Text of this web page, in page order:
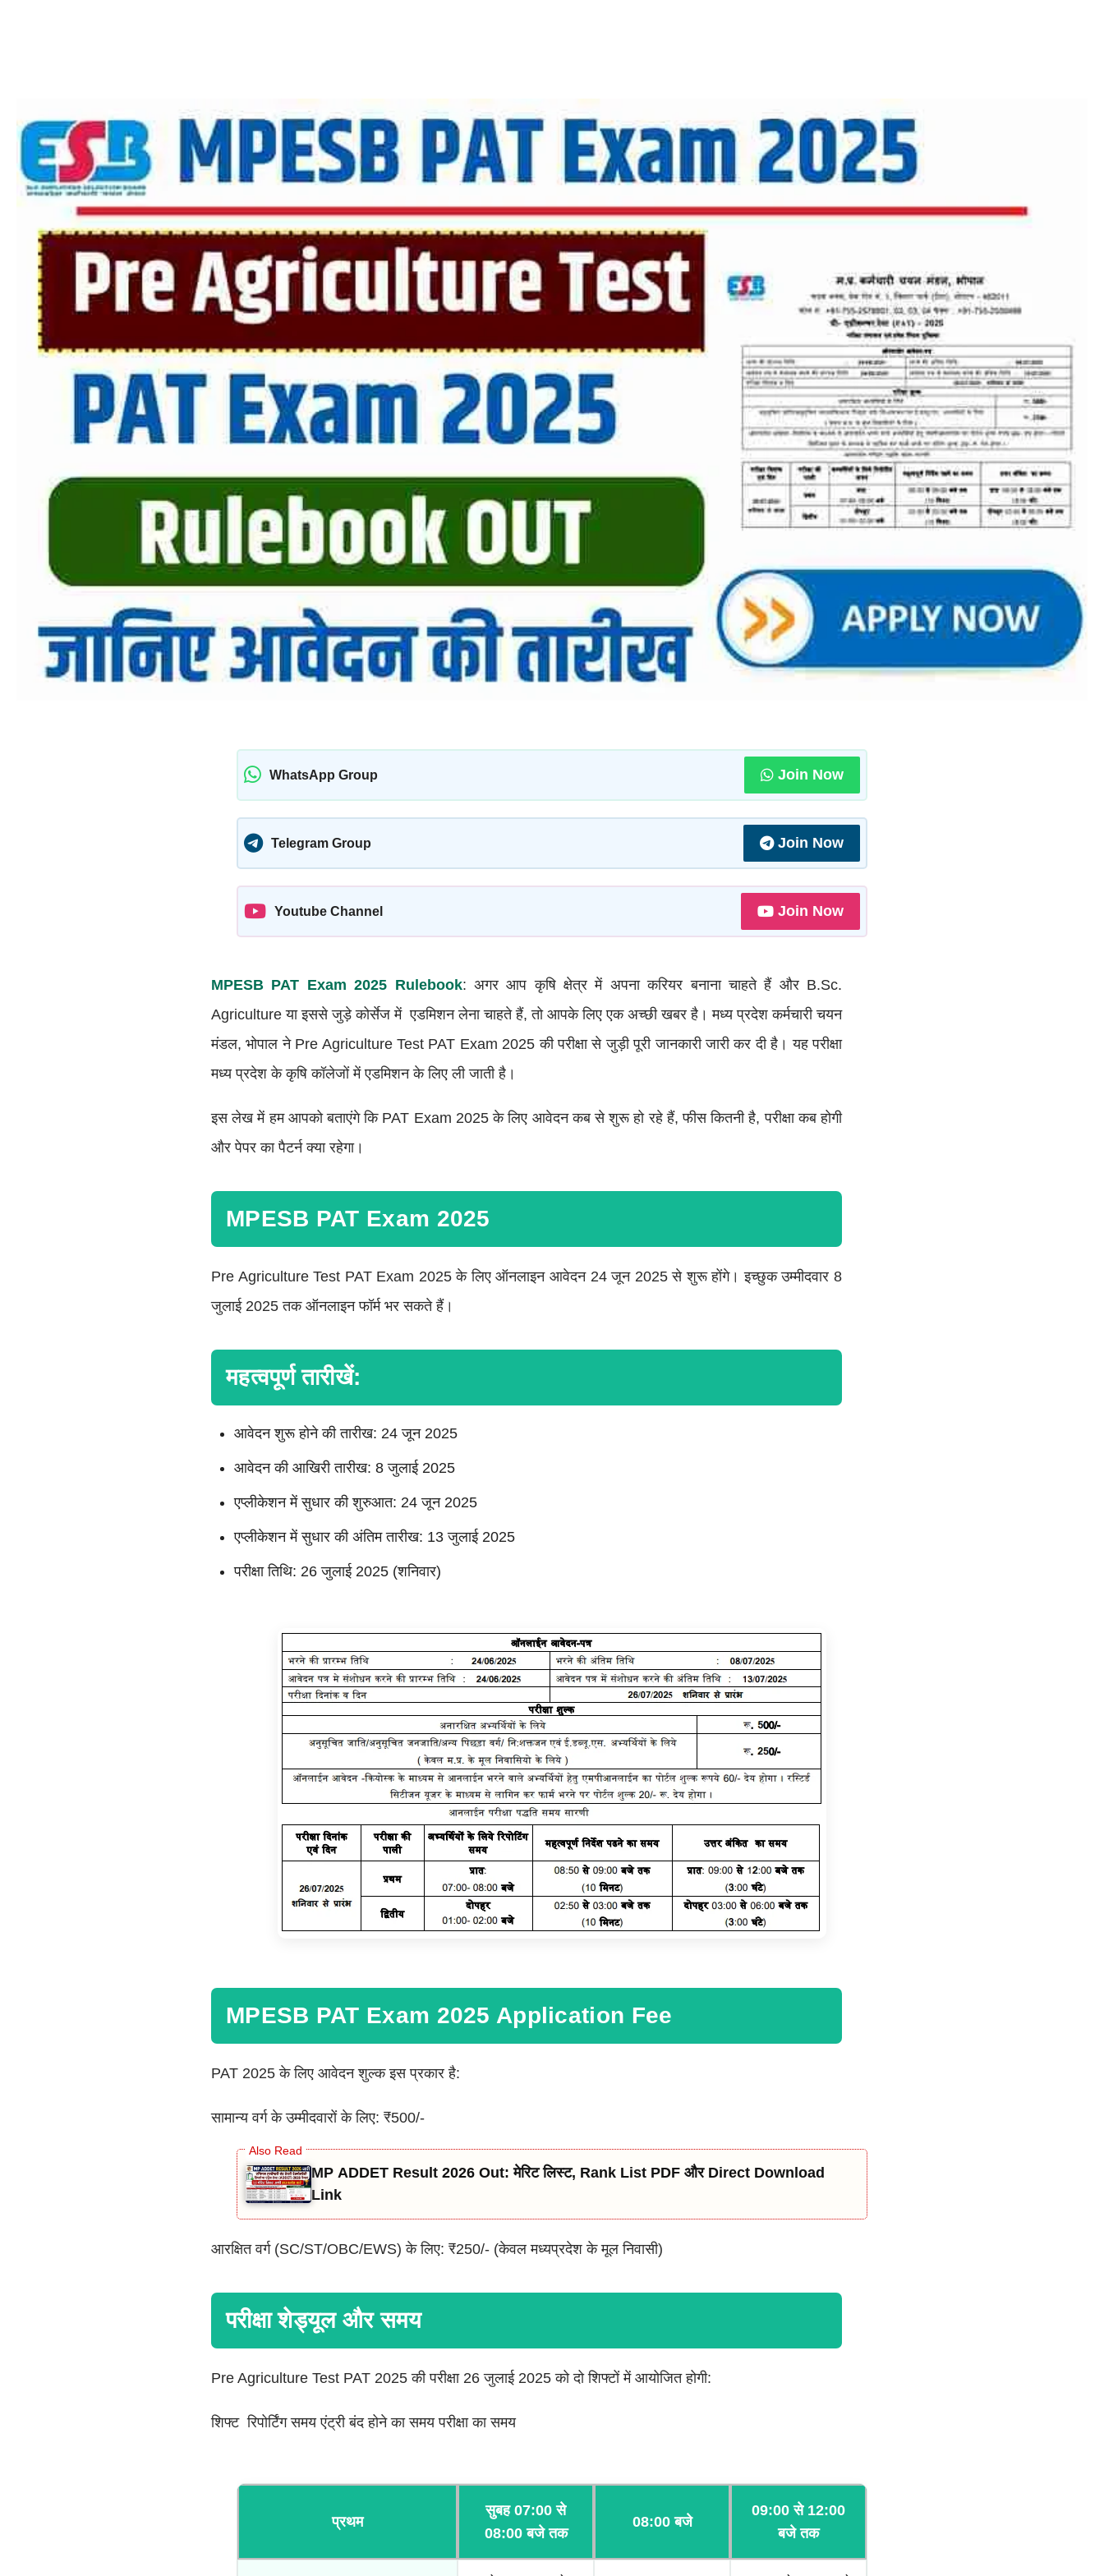
WhatsApp Group Join Now
Telegram Group Join Now
Youtube Channel Join Now
MPESB PAT Exam 2025 Rulebook: अगर आप कृषि क्षेत्र में अपना करियर बनाना चाहते हैं और B.Sc.
Agriculture या इससे जुड़े कोर्सेज में एडमिशन लेना चाहते हैं, तो आपके लिए एक अच्छी खबर है। मध्य प्रदेश कर्मचारी चयन
मंडल, भोपाल ने Pre Agriculture Test PAT Exam 2025 की परीक्षा से जुड़ी पूरी जानकारी जारी कर दी है। यह परीक्षा
मध्य प्रदेश के कृषि कॉलेजों में एडमिशन के लिए ली जाती है।
इस लेख में हम आपको बताएंगे कि PAT Exam 2025 के लिए आवेदन कब से शुरू हो रहे हैं, फीस कितनी है, परीक्षा कब होगी
और पेपर का पैटर्न क्या रहेगा।
MPESB PAT Exam 2025
Pre Agriculture Test PAT Exam 2025 के लिए ऑनलाइन आवेदन 24 जून 2025 से शुरू होंगे। इच्छुक उम्मीदवार 8
जुलाई 2025 तक ऑनलाइन फॉर्म भर सकते हैं।
महत्वपूर्ण तारीखें:
आवेदन शुरू होने की तारीख: 24 जून 2025
आवेदन की आखिरी तारीख: 8 जुलाई 2025
एप्लीकेशन में सुधार की शुरुआत: 24 जून 2025
एप्लीकेशन में सुधार की अंतिम तारीख: 13 जुलाई 2025
परीक्षा तिथि: 26 जुलाई 2025 (शनिवार)
MPESB PAT Exam 2025 Application Fee
PAT 2025 के लिए आवेदन शुल्क इस प्रकार है:
सामान्य वर्ग के उम्मीदवारों के लिए: ₹500/-
MP ADDET Result 2026 Out: मेरिट लिस्ट, Rank List PDF और Direct Download
Link
आरक्षित वर्ग (SC/ST/OBC/EWS) के लिए: ₹250/- (केवल मध्यप्रदेश के मूल निवासी)
परीक्षा शेड्यूल और समय
Pre Agriculture Test PAT 2025 की परीक्षा 26 जुलाई 2025 को दो शिफ्टों में आयोजित होगी:
शिफ्ट रिपोर्टिंग समय एंट्री बंद होने का समय परीक्षा का समय
प्रथम
सुबह 07:00 से
08:00 बजे तक
08:00 बजे
09:00 से 12:00
बजे तक